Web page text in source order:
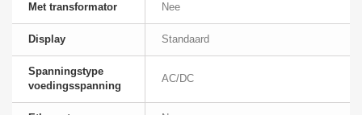
Met transformator Nee
Display Standaard
Spanningstype
voedingsspanning
AC/DC